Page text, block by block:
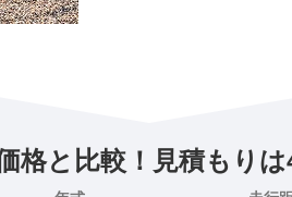
格と比較！見積もりは